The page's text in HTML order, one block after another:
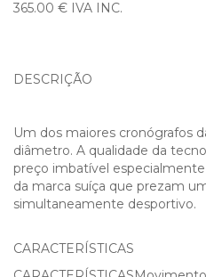
365.00 € IVA INC.
DESCRIÇÃO
Um dos maiores cronógrafos
diâmetro. A qualidade da
preço imbatível
da marca suíça que prezam
simultaneamente desportivo.
CARACTERÍSTICAS